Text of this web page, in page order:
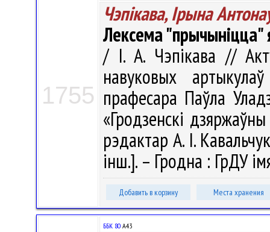
1755
Чэпікава, Ірына
Лексема "прычыніцца"
/ І. А. Чэпікава //
навуковых
прафесара Паўла
«Гродзенскі
рэдактар А. І.
інш.]. – Гродна : ГрДУ
Добавить в корзину Места хранения
ББК 80 А43